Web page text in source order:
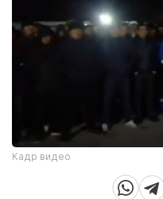
Кадр видео